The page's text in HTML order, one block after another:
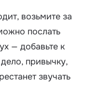
возьмите за
послать
— добавьте к
привычку,
звучать